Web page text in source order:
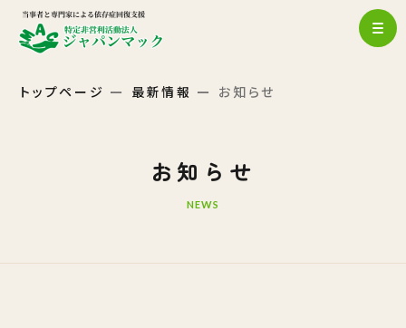
トップページ 最新情報 お知らせ
お知らせ
NEWS